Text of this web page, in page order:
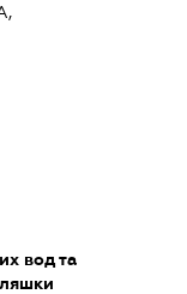
вод та